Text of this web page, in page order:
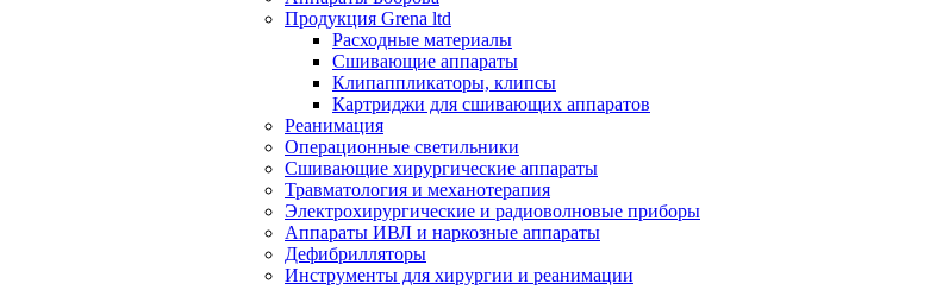
Продукция Grena ltd
Расходные материалы
Сшивающие аппараты
Клипаппликаторы, клипсы
Картриджи для сшивающих аппаратов
Реанимация
Операционные светильники
Сшивающие хирургические аппараты
Травматология и механотерапия
Электрохирургические и радиоволновые приборы
Аппараты ИВЛ и наркозные аппараты
Дефибрилляторы
Инструменты для хирургии и реанимации